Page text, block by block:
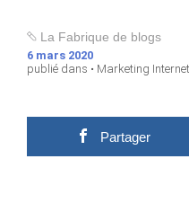
La Fabrique de blogs
6 mars 2020
publié dans • Marketing Internet
Partager